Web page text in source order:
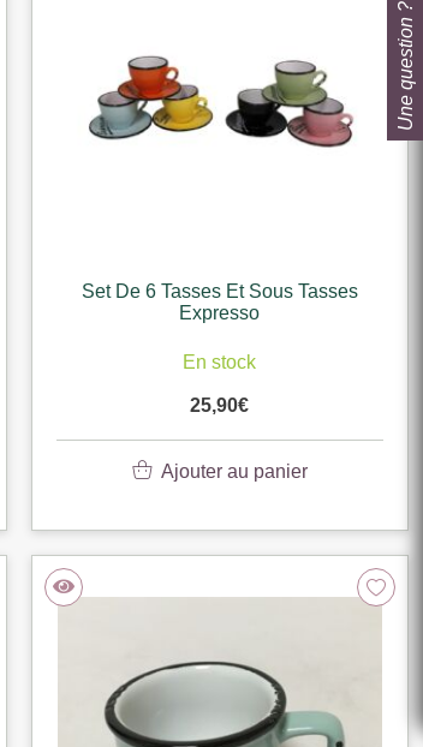
Set De 6 Tasses Et Sous Tasses
Expresso
En stock
25,90€
Ajouter au panier
Une question ?